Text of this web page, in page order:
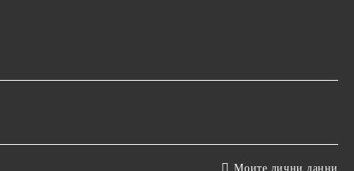
Моите лични данни